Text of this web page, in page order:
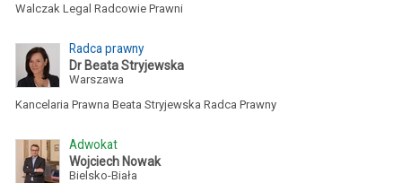
Walczak Legal Radcowie Prawni
Radca prawny
Dr Beata Stryjewska
Warszawa
Kancelaria Prawna Beata Stryjewska Radca Prawny
Adwokat
Wojciech Nowak
Bielsko-Biała